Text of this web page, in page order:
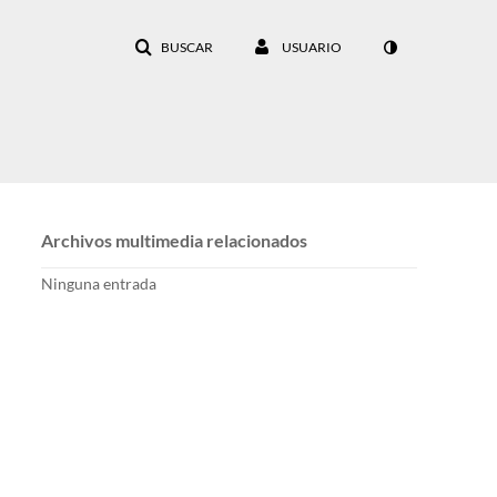
BUSCAR USUARIO
Archivos multimedia relacionados
Ninguna entrada